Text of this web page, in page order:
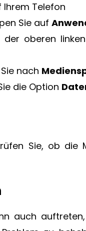
Ihrem Telefon
Sie auf
oberen
nach
die Option
Sie, ob die
auch